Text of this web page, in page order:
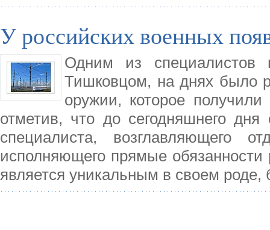
У российских военных
Одним из специалистов
Тишковцом, на днях было
оружии, которое
отметив, что до сегодняшнего
специалиста, возглавляющего
исполняющего прямые обязанности
является уникальным в своем роде,